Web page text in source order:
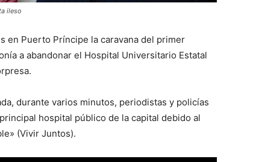
ileso
en Puerto Príncipe la caravana del primer
a abandonar el Hospital Universitario Estatal
durante varios minutos, periodistas y policías
hospital público de la capital debido al
(Vivir Juntos).